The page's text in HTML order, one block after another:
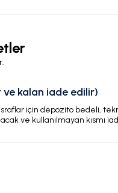
kalan iade edilir)
için depozito bedeli,
ve kullanılmayan kısmı